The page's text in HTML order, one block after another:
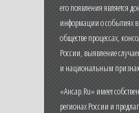
его появления является
информации о событиях
обществе процессах,
России, выявление
и национальным
«Ансар.Ru» имеет
регионах России и